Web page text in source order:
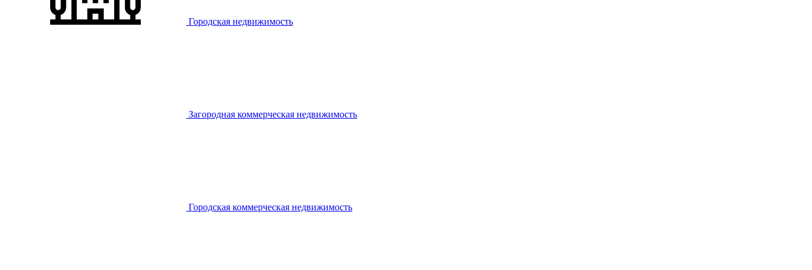
Городская недвижимость
Загородная коммерческая недвижимость
Городская коммерческая недвижимость